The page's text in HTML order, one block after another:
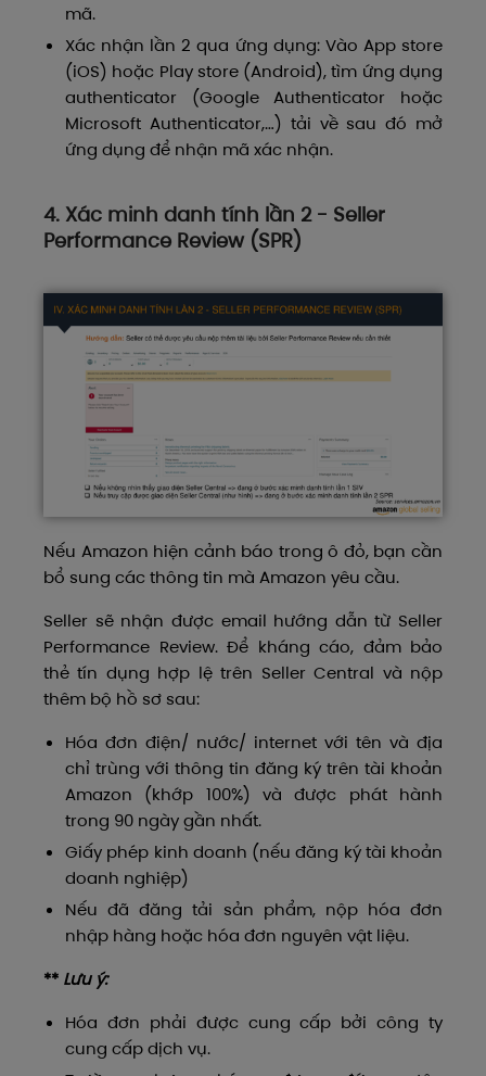
mã.
Xác nhận lần 2 qua ứng dụng: Vào App store
(iOS) hoặc Play store (Android), tìm ứng dụng
authenticator (Google Authenticator hoặc
Microsoft Authenticator,…) tải về sau đó mở
ứng dụng để nhận mã xác nhận.
4. Xác minh danh tính lần 2 - Seller
Performance Review (SPR)
Nếu Amazon hiện cảnh báo trong ô đỏ, bạn cần
bổ sung các thông tin mà Amazon yêu cầu.
Seller sẽ nhận được email hướng dẫn từ Seller
Performance Review. Để kháng cáo, đảm bảo
thẻ tín dụng hợp lệ trên Seller Central và nộp
thêm bộ hồ sơ sau:
Hóa đơn điện/ nước/ internet với tên và địa
chỉ trùng với thông tin đăng ký trên tài khoản
Amazon (khớp 100%) và được phát hành
trong 90 ngày gần nhất.
Giấy phép kinh doanh (nếu đăng ký tài khoản
doanh nghiệp)
Nếu đã đăng tải sản phẩm, nộp hóa đơn
nhập hàng hoặc hóa đơn nguyên vật liệu.
** Lưu ý:
Hóa đơn phải được cung cấp bởi công ty
cung cấp dịch vụ.